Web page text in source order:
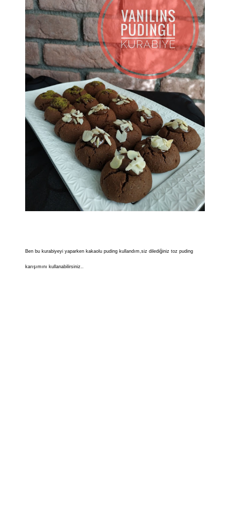
Ben bu kurabiyeyi yaparken kakaolu puding kullandım,siz dilediğiniz toz puding
karışımını kullanabilirsiniz..